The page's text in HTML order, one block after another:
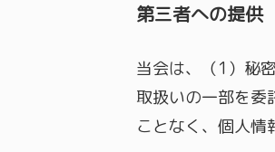
第三者への提供
当会は、（1）秘
取扱いの一部を委
ことなく、個人情